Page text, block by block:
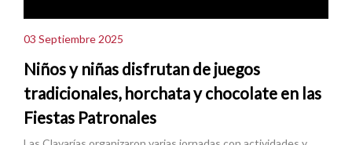
03 Septiembre 2025
Niños y niñas disfrutan de juegos
tradicionales, horchata y chocolate en las
Fiestas Patronales